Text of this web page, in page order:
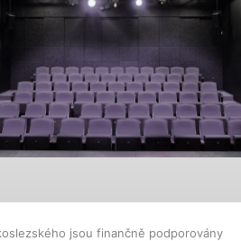
jsou finančně podporovány